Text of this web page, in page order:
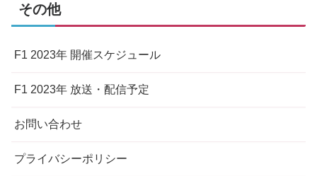
その他
F1 2023年 開催スケジュール
F1 2023年 放送・配信予定
お問い合わせ
プライバシーポリシー